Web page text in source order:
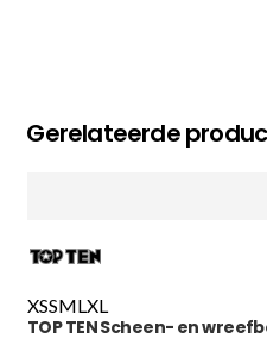
Gerelateerde
XSSMLXL
TOP TEN Scheen- en